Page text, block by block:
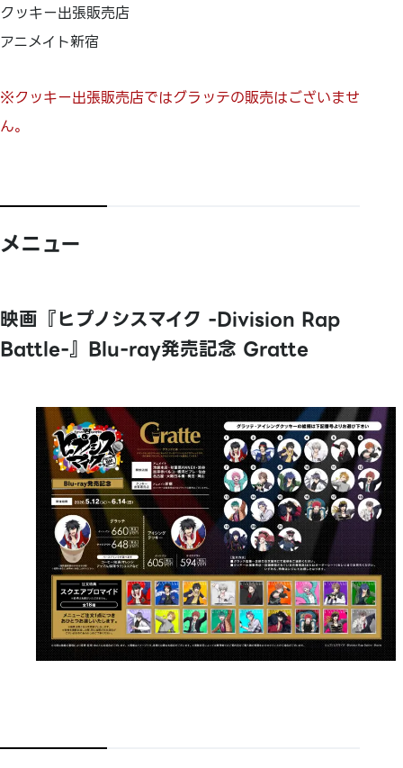
クッキー出張販売店
アニメイト新宿
※クッキー出張販売店ではグラッテの販売はございませ
ん。
メニュー
映画『ヒプノシスマイク -Division Rap
Battle-』Blu-ray発売記念 Gratte